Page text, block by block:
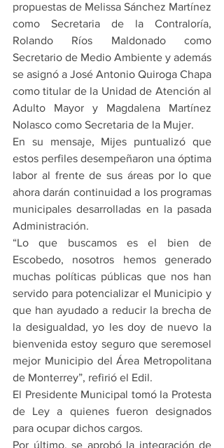
propuestas de Melissa Sánchez Martínez
como Secretaria de la Contraloría,
Rolando Ríos Maldonado como
Secretario de Medio Ambiente y además
se asignó a José Antonio Quiroga Chapa
como titular de la Unidad de Atención al
Adulto Mayor y Magdalena Martínez
Nolasco como Secretaria de la Mujer.
En su mensaje, Mijes puntualizó que
estos perfiles desempeñaron una óptima
labor al frente de sus áreas por lo que
ahora darán continuidad a los programas
municipales desarrolladas en la pasada
Administración.
“Lo que buscamos es el bien de
Escobedo, nosotros hemos generado
muchas políticas públicas que nos han
servido para potencializar el Municipio y
que han ayudado a reducir la brecha de
la desigualdad, yo les doy de nuevo la
bienvenida estoy seguro que seremosel
mejor Municipio del Área Metropolitana
de Monterrey”, refirió el Edil.
El Presidente Municipal tomó la Protesta
de Ley a quienes fueron designados
para ocupar dichos cargos.
Por último, se aprobó la integración de